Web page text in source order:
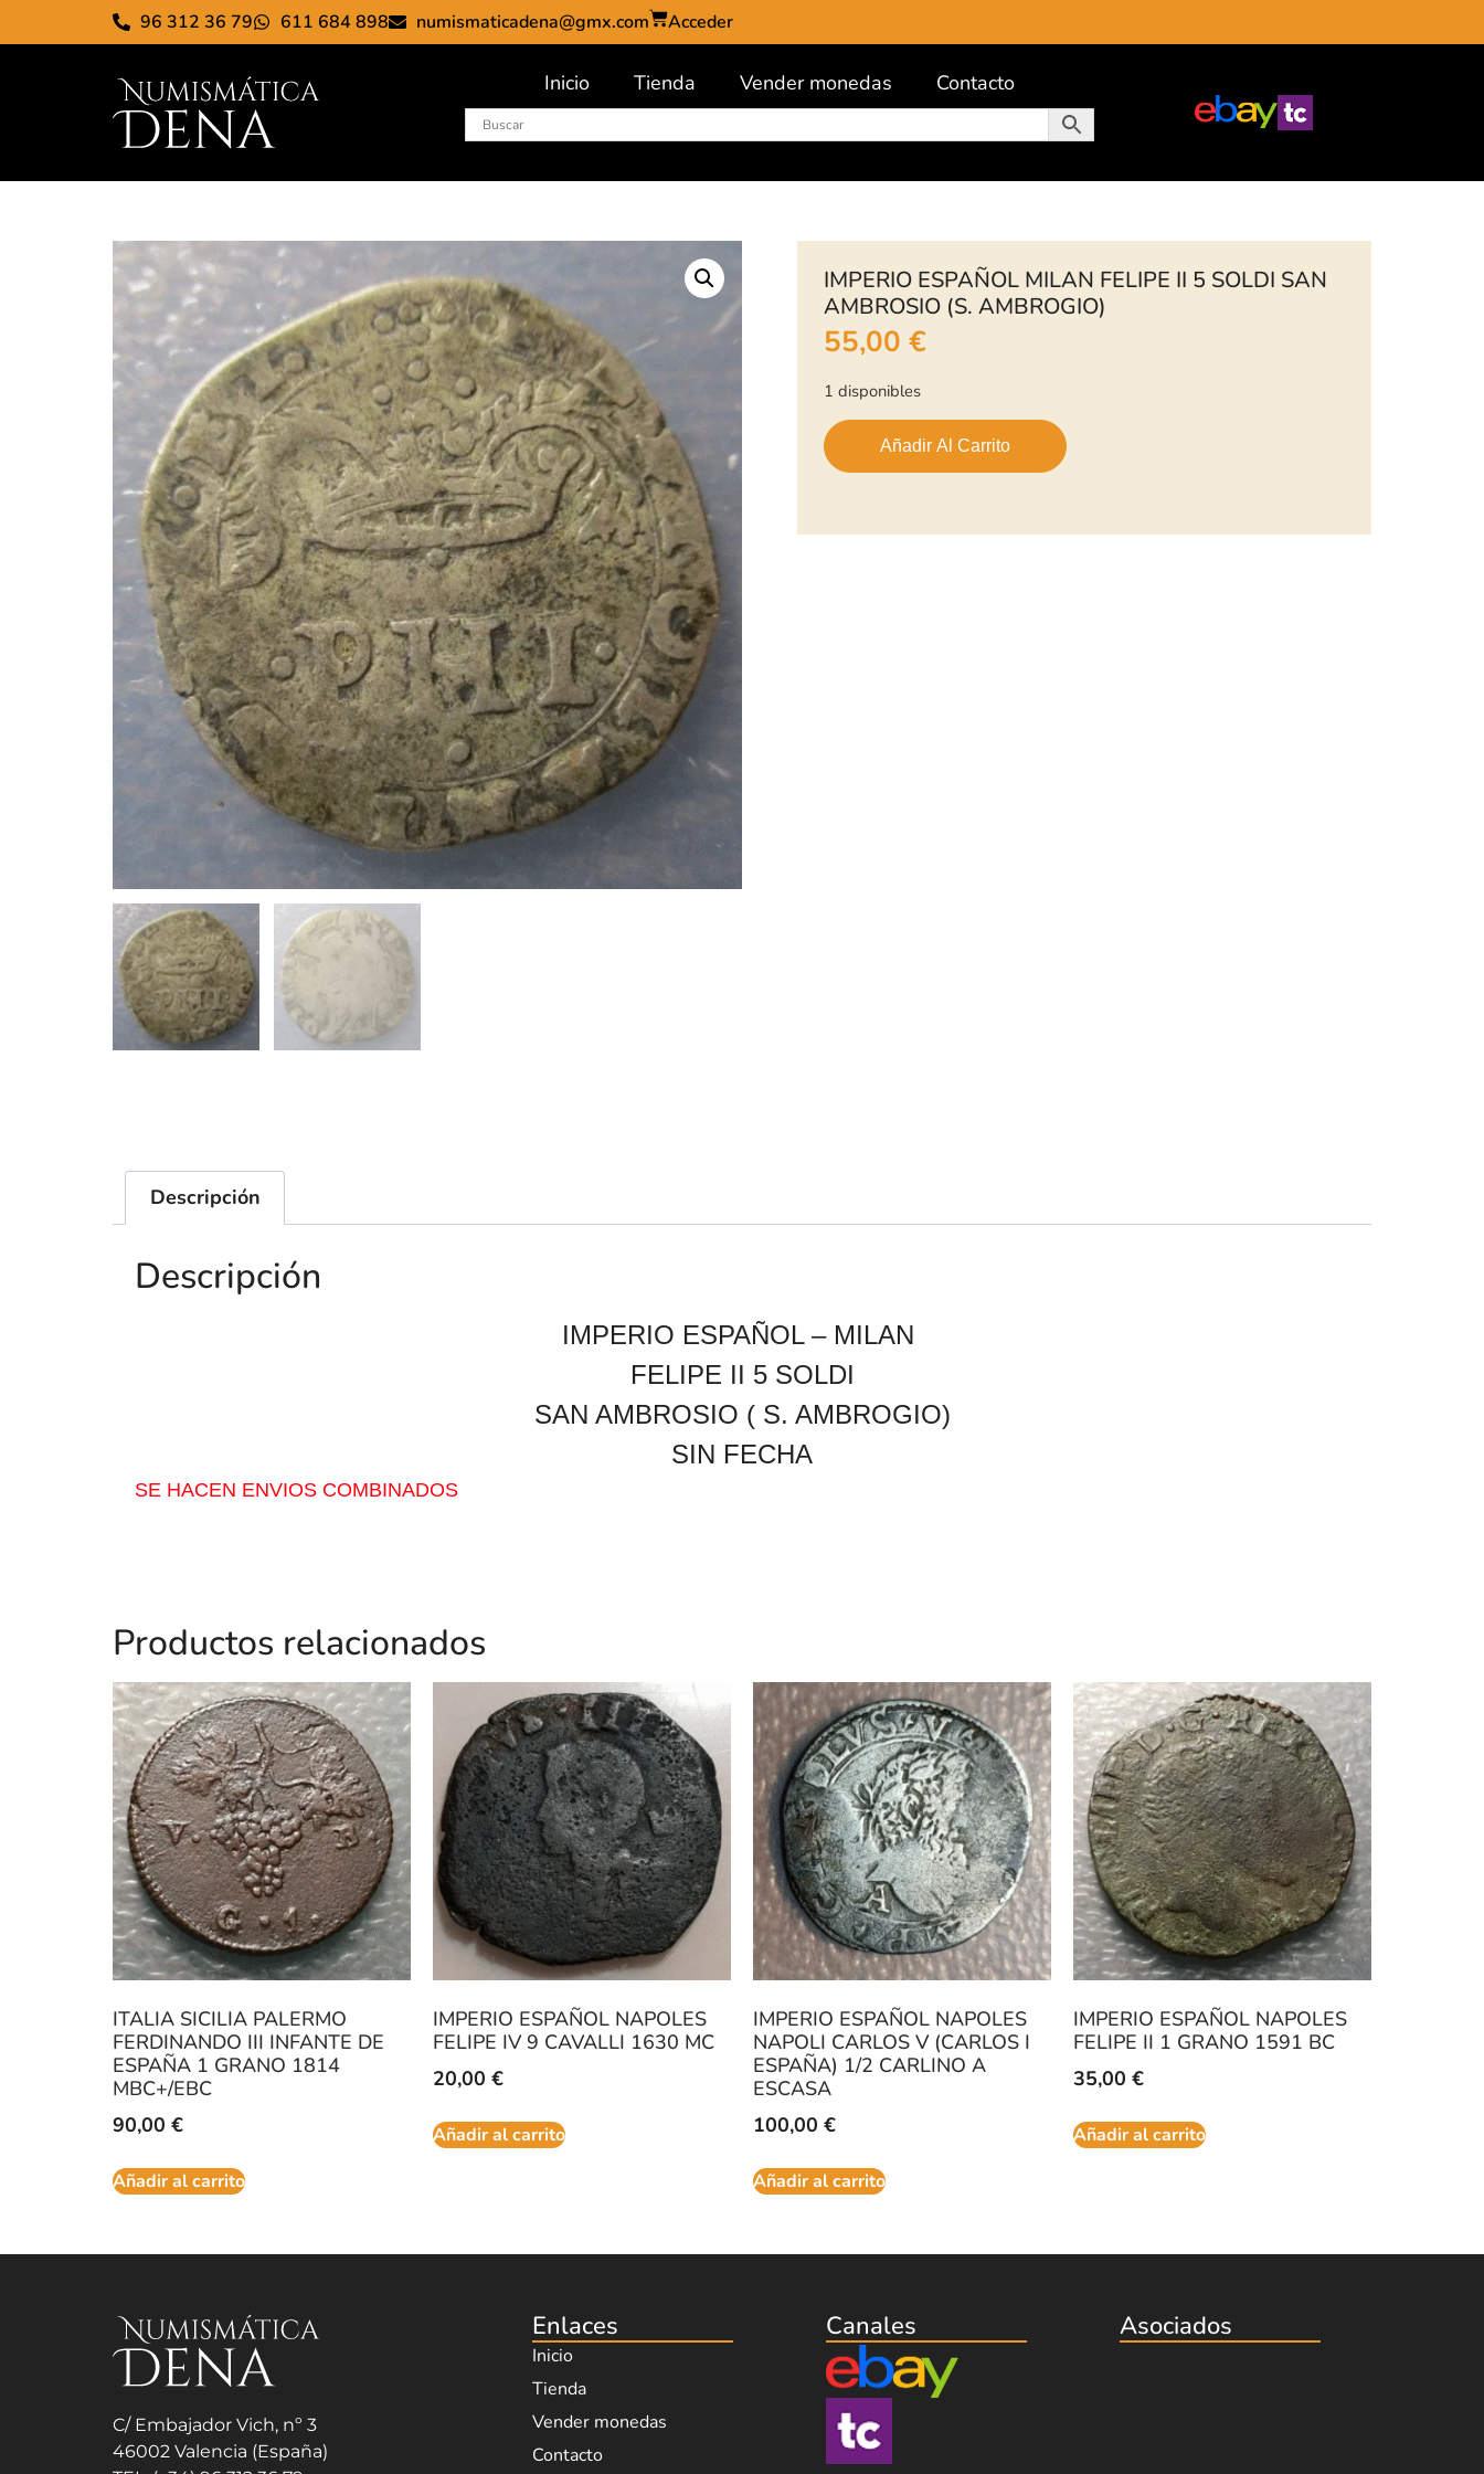
96 312 36 79 611 684 898 numismaticadena@gmx.com Acceder
Inicio Tienda Vender monedas Contacto
IMPERIO ESPAÑOL MILAN FELIPE II 5 SOLDI SAN
AMBROSIO (S. AMBROGIO)
55,00 €
1 disponibles
Añadir Al Carrito
Descripción
Descripción
IMPERIO ESPAÑOL – MILAN
FELIPE II 5 SOLDI
SAN AMBROSIO ( S. AMBROGIO)
SIN FECHA
SE HACEN ENVIOS COMBINADOS
Productos relacionados
ITALIA SICILIA PALERMO
FERDINANDO III INFANTE DE
ESPAÑA 1 GRANO 1814
MBC+/EBC
90,00 €
Añadir al carrito
IMPERIO ESPAÑOL NAPOLES
FELIPE IV 9 CAVALLI 1630 MC
20,00 €
Añadir al carrito
IMPERIO ESPAÑOL NAPOLES
NAPOLI CARLOS V (CARLOS I
ESPAÑA) 1/2 CARLINO A
ESCASA
100,00 €
Añadir al carrito
IMPERIO ESPAÑOL NAPOLES
FELIPE II 1 GRANO 1591 BC
35,00 €
Añadir al carrito
C/ Embajador Vich, nº 3
46002 Valencia (España)
Enlaces
Inicio
Tienda
Vender monedas
Contacto
Canales Asociados